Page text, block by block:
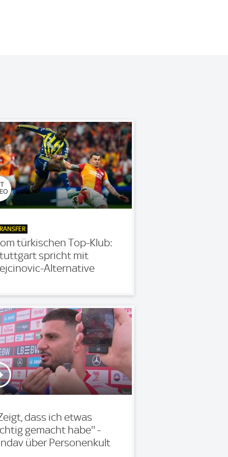
türkischen Top-Klub:
spricht mit
Alternative
dass ich etwas
gemacht habe'' -
über Personenkult